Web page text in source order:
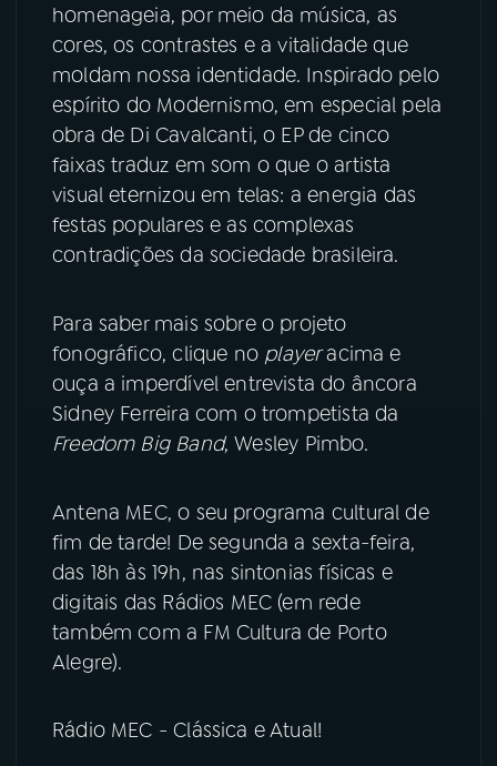
YouTube Facebook
Instagram X
TikTok
homenageia, por meio da música, as
cores, os contrastes e a vitalidade que
moldam nossa identidade. Inspirado pelo
espírito do Modernismo, em especial pela
obra de Di Cavalcanti, o EP de cinco
faixas traduz em som o que o artista
visual eternizou em telas: a energia das
festas populares e as complexas
contradições da sociedade brasileira.
Para saber mais sobre o projeto
fonográfico, clique no playeracima e
ouça a imperdível entrevista do âncora
Sidney Ferreira com o trompetista da
Freedom Big Band, Wesley Pimbo.
Antena MEC, o seu programa cultural de
fim de tarde! De segunda a sexta-feira,
das 18h às 19h, nas sintonias físicas e
digitais das Rádios MEC (em rede
também com a FM Cultura de Porto
Alegre).
Rádio MEC - Clássica e Atual!